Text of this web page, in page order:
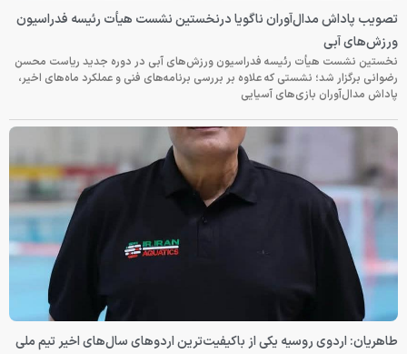
تصویب پاداش مدال‌آوران ناگویا درنخستین نشست هیأت رئیسه فدراسیون
ورزش‌های آبی
نخستین نشست هیأت رئیسه فدراسیون ورزش‌های آبی در دوره جدید ریاست محسن
رضوانی برگزار شد؛ نشستی که علاوه بر بررسی برنامه‌های فنی و عملکرد ماه‌های اخیر،
پاداش مدال‌آوران بازی‌های آسیایی
طاهریان: اردوی روسیه یکی از باکیفیت‌ترین اردوهای سال‌های اخیر تیم ملی